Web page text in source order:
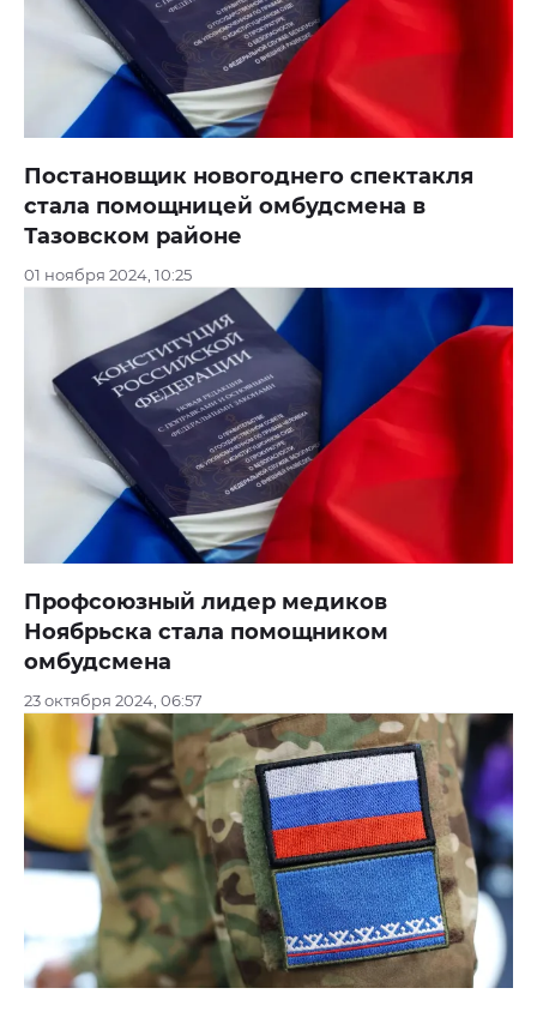
Постановщик новогоднего спектакля
стала помощницей омбудсмена в
Тазовском районе
01 ноября 2024, 10:25
Профсоюзный лидер медиков
Ноябрьска стала помощником
омбудсмена
23 октября 2024, 06:57